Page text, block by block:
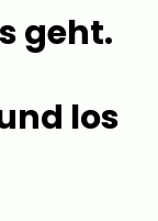
geht.
los